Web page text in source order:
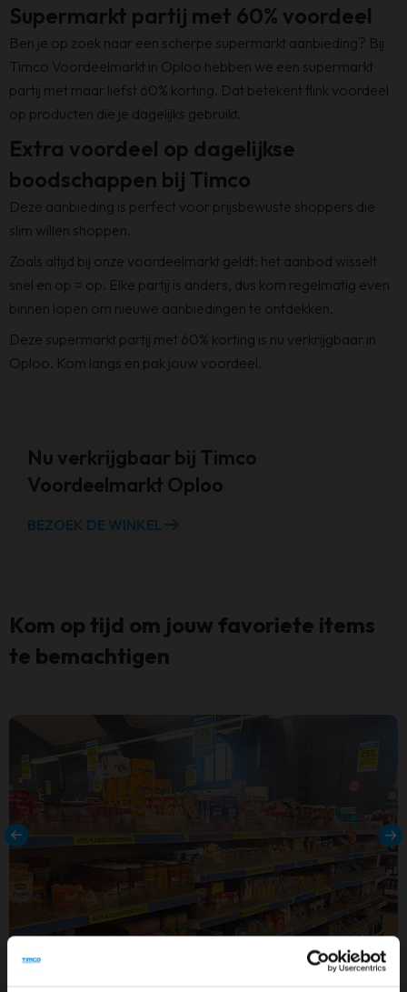
Supermarkt partij met 60% voordeel
Ben je op zoek naar een scherpe supermarkt aanbieding? Bij
Timco Voordeelmarkt in Oploo hebben we een supermarkt
partij met maar liefst 60% korting. Dat betekent flink voordeel
op producten die je dagelijks gebruikt.
Extra voordeel op dagelijkse
boodschappen bij Timco
Deze aanbieding is perfect voor prijsbewuste shoppers die
slim willen shoppen.
Zoals altijd bij onze voordeelmarkt geldt: het aanbod wisselt
snel en op = op. Elke partij is anders, dus kom regelmatig even
binnen lopen om nieuwe aanbiedingen te ontdekken.
Deze supermarkt partij met 60% korting is nu verkrijgbaar in
Oploo. Kom langs en pak jouw voordeel.
Nu verkrijgbaar bij Timco
Voordeelmarkt Oploo
BEZOEK DE WINKEL
Kom op tijd om jouw favoriete items
te bemachtigen